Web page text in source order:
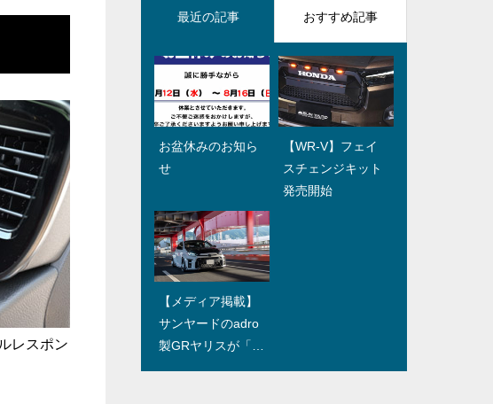
レスポン
最近の記事 おすすめ記事
お盆休みのお知ら
せ
【WR-V】フェイ
スチェンジキット
発売開始
【メディア掲載】
サンヤードのadro
製GRヤリスが「Y
製作車両紹介【プ
ラド】その1
製作車両紹介【エ
クストレイル】そ
の2
製作車両紹介【ハ
イラックス】その3